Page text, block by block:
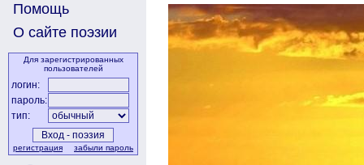
Помощь
О сайте поэзии
Для зарегистрированных
пользователей
логин:
пароль:
тип:
регистрация забыли пароль